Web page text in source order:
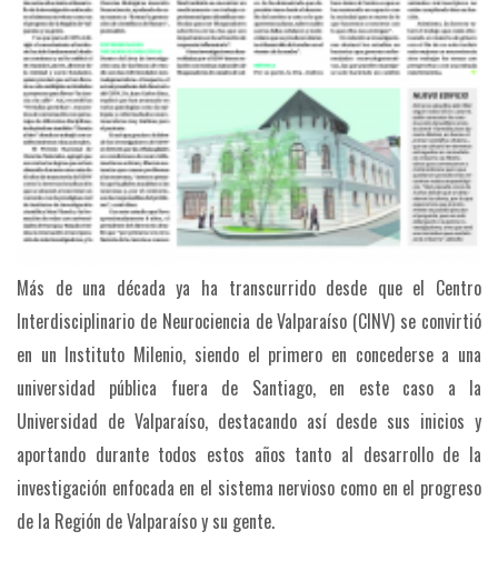
Más de una década ya ha transcurrido desde que el Centro
Interdisciplinario de Neurociencia de Valparaíso (CINV) se convirtió
en un Instituto Milenio, siendo el primero en concederse a una
universidad pública fuera de Santiago, en este caso a la
Universidad de Valparaíso, destacando así desde sus inicios y
aportando durante todos estos años tanto al desarrollo de la
investigación enfocada en el sistema nervioso como en el progreso
de la Región de Valparaíso y su gente.